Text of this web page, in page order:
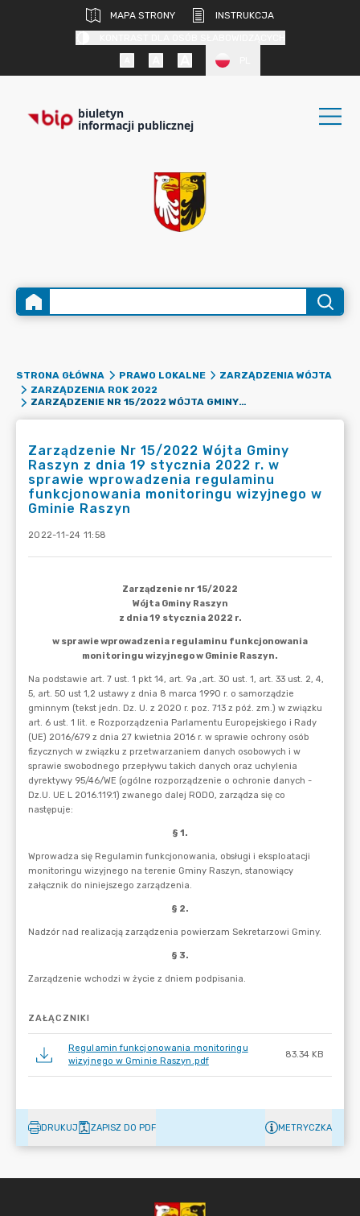
MAPA STRONY
INSTRUKCJA
biuletyn
informacji publicznej
STRONA GŁÓWNA PRAWO LOKALNE
ZARZĄDZENIA WÓJTA
ZARZĄDZENIA ROK 2022
ZARZĄDZENIE NR 15/2022 WÓJTA GMINY RASZYN Z DNIA 19 STYCZNIA 2022 R. W SPRAWIE WPROWADZENIA REGULAMINU FUNKCJONOWANIA MONITORINGU WIZYJNEGO W GMINIE RASZYN
Zarządzenie Nr 15/2022 Wójta Gminy
Raszyn z dnia 19 stycznia 2022 r. w
sprawie wprowadzenia regulaminu
funkcjonowania monitoringu wizyjnego w
Gminie Raszyn
2022-11-24 11:58
ZAŁĄCZNIKI
Regulamin funkcjonowania monitoringu
wizyjnego w Gminie Raszyn.pdf
83.34 KB
DRUKUJ ZAPISZ DO PDF METRYCZKA